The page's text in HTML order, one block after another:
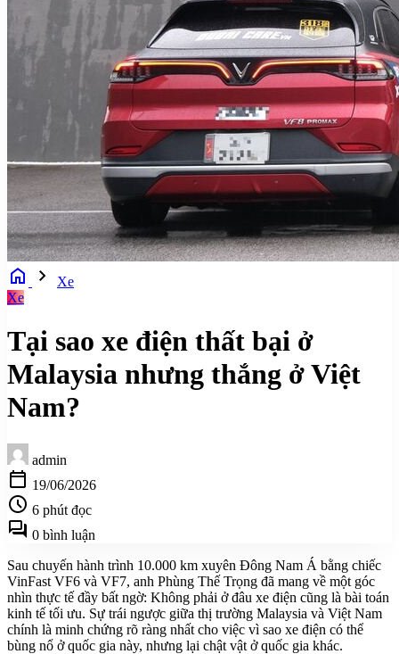
home chevron_right
Xe
Xe
Tại sao xe điện thất bại ở
Malaysia nhưng thắng ở Việt
Nam?
admin
calendar_today 19/06/2026
schedule 6 phút đọc
forum 0 bình luận
Sau chuyến hành trình 10.000 km xuyên Đông Nam Á bằng chiếc
VinFast VF6 và VF7, anh Phùng Thế Trọng đã mang về một góc
nhìn thực tế đầy bất ngờ: Không phải ở đâu xe điện cũng là bài toán
kinh tế tối ưu. Sự trái ngược giữa thị trường Malaysia và Việt Nam
chính là minh chứng rõ ràng nhất cho việc vì sao xe điện có thể
bùng nổ ở quốc gia này, nhưng lại chật vật ở quốc gia khác.